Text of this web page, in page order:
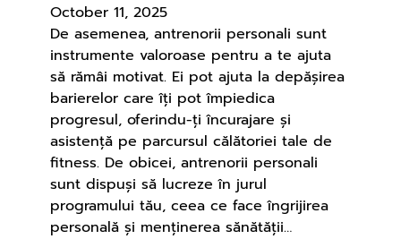
October 11, 2025
De asemenea, antrenorii personali sunt
instrumente valoroase pentru a te ajuta
să rămâi motivat. Ei pot ajuta la depășirea
barierelor care îți pot împiedica
progresul, oferindu-ți încurajare și
asistență pe parcursul călătoriei tale de
fitness. De obicei, antrenorii personali
sunt dispuși să lucreze în jurul
programului tău, ceea ce face îngrijirea
personală și menținerea sănătății…